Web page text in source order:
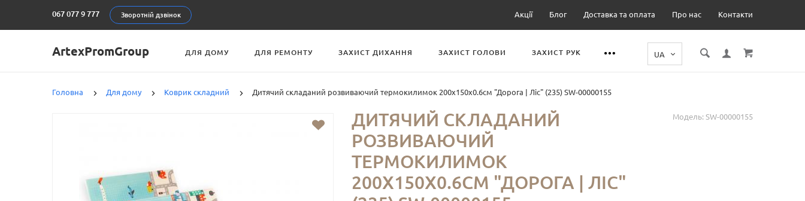
067 077 9 777 Зворотній дзвінок Акції Блог Доставка та оплата Про нас Контакти
ArtexPromGroup ДЛЯ ДОМУ ДЛЯ РЕМОНТУ ЗАХИСТ ДИХАННЯ ЗАХИСТ ГОЛОВИ ЗАХИСТ РУК
Головна Для дому Коврик складний Дитячий складаний розвиваючий термокилимок 200х150х0.6см "Дорога | Ліс" (235) SW-00000155
Модель: SW-00000155
ДИТЯЧИЙ СКЛАДАНИЙ
РОЗВИВАЮЧИЙ
ТЕРМОКИЛИМОК
200Х150Х0.6СМ "ДОРОГА | ЛІС"